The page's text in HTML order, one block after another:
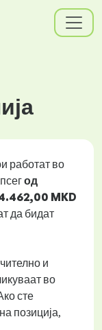
работат во
од
MKD
да бидат
и
во
сте
позиција,